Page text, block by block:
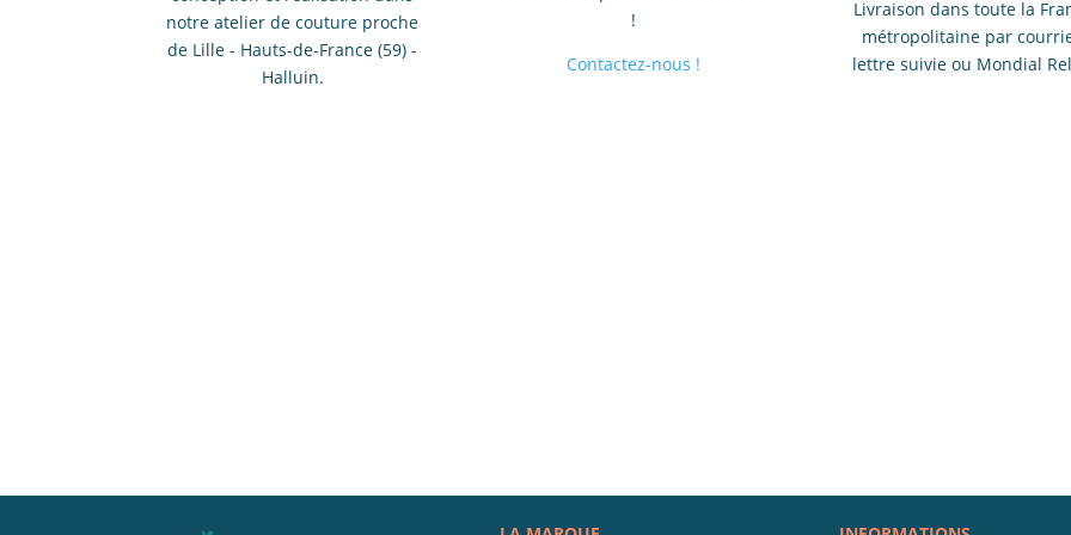
notre atelier de couture proche
de Lille - Hauts-de-France (59) -
Halluin.
!
Contactez-nous !
Livraison dans toute la
métropolitaine par
lettre suivie ou Mondial